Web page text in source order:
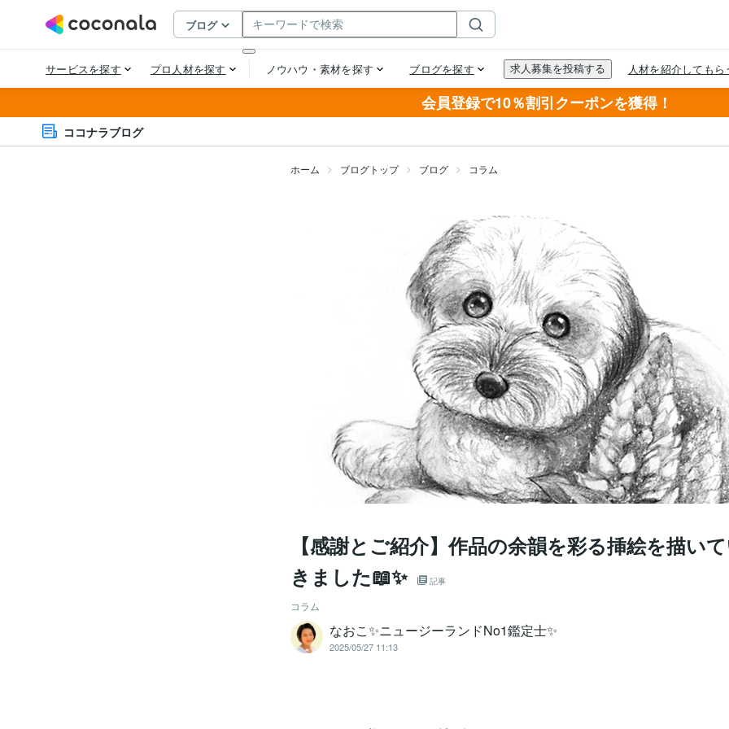
会員登録で10％割引クーポンを獲得！
ココナラブログ
ホーム ブログトップ ブログ コラム
【感謝とご紹介】作品の余韻を彩る挿絵を描い
きました📖✨
記事
コラム
なおこ✨ニュージーランドNo1鑑定士✨
2025/05/27 11:13